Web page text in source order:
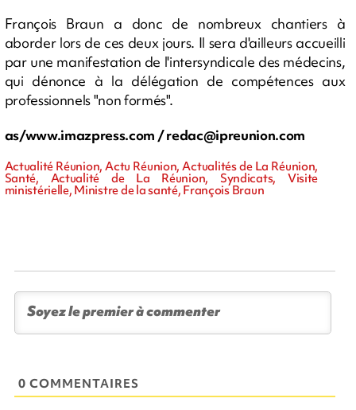
François Braun a donc de nombreux chantiers à
aborder lors de ces deux jours. Il sera d'ailleurs accueilli
par une manifestation de l'intersyndicale des médecins,
qui dénonce à la délégation de compétences aux
professionnels "non formés".
as/www.imazpress.com /redac@ipreunion.com
Actualité Réunion, Actu Réunion, Actualités de La Réunion,
Santé, Actualité de La Réunion, Syndicats, Visite
ministérielle, Ministre de la santé, François Braun
0 COMMENTAIRES